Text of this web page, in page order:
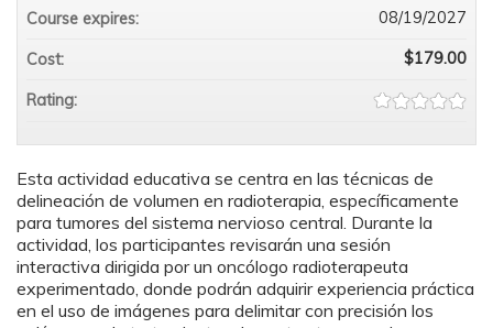
Esta actividad educativa se centra en las técnicas de
delineación de volumen en radioterapia, específicamente
para tumores del sistema nervioso central. Durante la
actividad, los participantes revisarán una sesión
interactiva dirigida por un oncólogo radioterapeuta
experimentado, donde podrán adquirir experiencia práctica
en el uso de imágenes para delimitar con precisión los
Course expires: 08/19/2027
Cost: $179.00
Rating: